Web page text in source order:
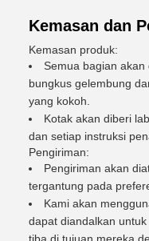
Kemasan dan
Kemasan produk:
Semua bagian
bungkus gelembung
yang kokoh.
Kotak akan diberi
dan setiap instruksi
Pengiriman:
Pengiriman akan
tergantung pada
Kami akan
dapat diandalkan